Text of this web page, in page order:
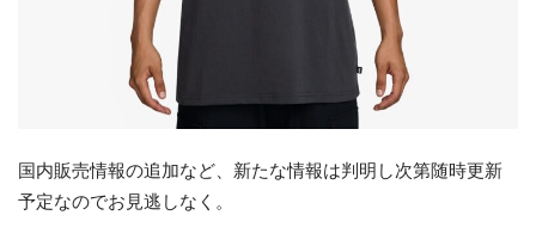
国内販売情報の追加など、新たな情報は判明し次第随時更新
予定なのでお見逃しなく。